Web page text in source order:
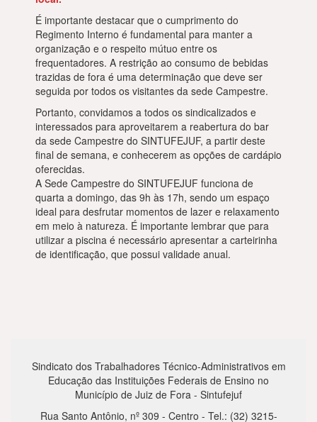
É importante destacar que o cumprimento do
Regimento Interno é fundamental para manter a
organização e o respeito mútuo entre os
frequentadores. A restrição ao consumo de bebidas
trazidas de fora é uma determinação que deve ser
seguida por todos os visitantes da sede Campestre.
Portanto, convidamos a todos os sindicalizados e
interessados para aproveitarem a reabertura do bar
da sede Campestre do SINTUFEJUF, a partir deste
final de semana, e conhecerem as opções de cardápio
oferecidas.
A Sede Campestre do SINTUFEJUF funciona de
quarta a domingo, das 9h às 17h, sendo um espaço
ideal para desfrutar momentos de lazer e relaxamento
em meio à natureza. É importante lembrar que para
utilizar a piscina é necessário apresentar a carteirinha
de identificação, que possui validade anual.
Sindicato dos Trabalhadores Técnico-Administrativos em
Educação das Instituições Federais de Ensino no
Município de Juiz de Fora - Sintufejuf
Rua Santo Antônio, nº 309 - Centro - Tel.: (32) 3215-